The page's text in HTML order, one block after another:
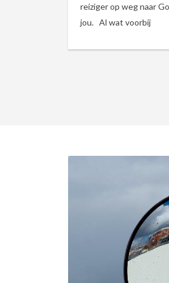
reiziger op weg naar
jou. Al wat voorbij